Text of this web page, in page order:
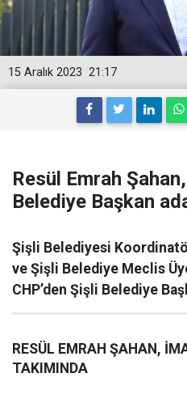
21:17
15 Aralık 2023
Resül Emrah
Belediye Başkan
Şişli Belediyesi
ve Şişli Belediye Meclis
CHP’den Şişli Belediye
RESÜL EMRAH ŞAHAN,
TAKIMINDA